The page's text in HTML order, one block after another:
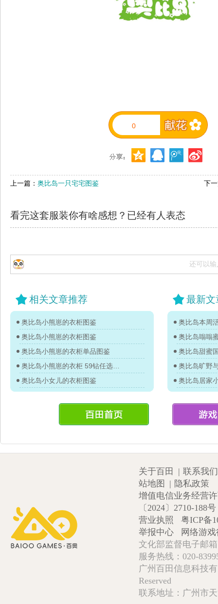
0
上一篇： 奥比岛一只宅宅图鉴 下
看完这套服装你有啥感想？已经有人表态
还可以输
相关文章推荐
奥比岛小熊崽的衣柜图鉴
奥比岛小熊崽的衣柜图鉴
奥比岛小熊崽的衣柜单品图鉴
奥比岛小女儿的衣柜图鉴
最新文
奥比岛本周
奥比岛嗡嗡
奥比岛甜蜜
奥比岛旷野
奥比岛居家
关于百田 | 联系我们
站地图
| 隐私政策
增值电信业务经营
〔2024〕2710-188号
营业执照
粤ICP备
举报中心
网络游
文化部监督电子邮
服务热线：020-
广州百田信息科技
Reserved
联系地址：广州市